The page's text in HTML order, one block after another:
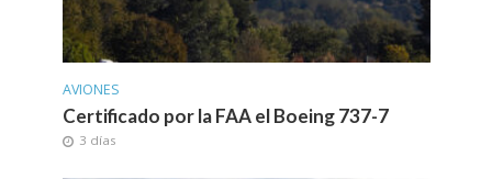
AVIONES
Certificado por la FAA el Boeing 737-7
3 días